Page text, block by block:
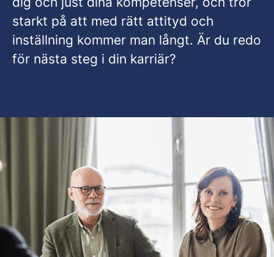
starkt på att med rätt attityd och
inställning kommer man långt. Är du redo
för nästa steg i din karriär?